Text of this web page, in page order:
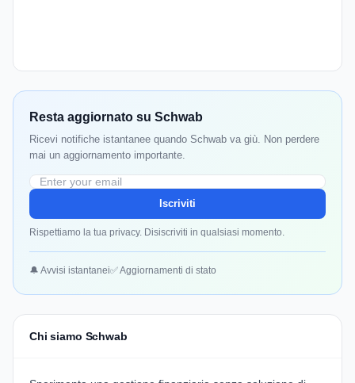
Resta aggiornato su Schwab
Ricevi notifiche istantanee quando Schwab va giù. Non perdere
mai un aggiornamento importante.
Iscriviti
Rispettiamo la tua privacy. Disiscriviti in qualsiasi momento.
🔔 Avvisi istantanei✅ Aggiornamenti di stato
Chi siamo Schwab